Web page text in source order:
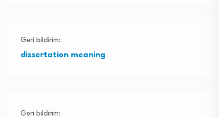
Geri bildirim:
dissertation meaning
Geri bildirim: